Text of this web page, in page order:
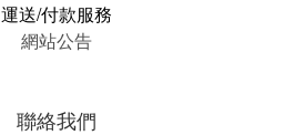
運送/付款服務
網站公告
聯絡我們